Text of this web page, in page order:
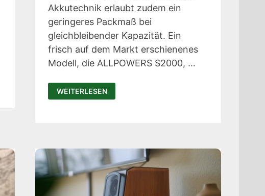
Akkutechnik erlaubt zudem ein
geringeres Packmaß bei
gleichbleibender Kapazität. Ein
frisch auf dem Markt erschienenes
Modell, die ALLPOWERS S2000, …
ALLPOWERS
S2000
TEST:
WEITERLESEN